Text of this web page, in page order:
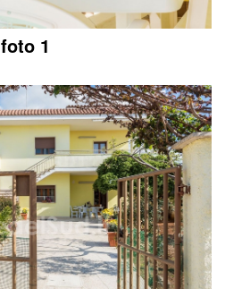
foto 1